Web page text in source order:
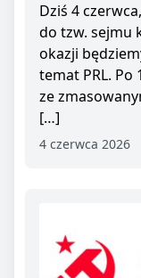
Dziś 4
do tzw. sejmu
okazji
temat PRL.
ze
[…]
4 czerwca 2026